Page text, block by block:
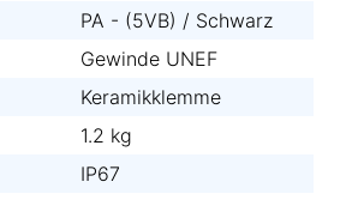
PA - (5VB) / Schwarz
Gewinde UNEF
Keramikklemme
1.2 kg
IP67